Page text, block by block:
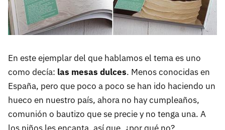
En este ejemplar del que hablamos el tema es uno
como decía: las mesas dulces. Menos conocidas en
España, pero que poco a poco se han ido haciendo un
hueco en nuestro país, ahora no hay cumpleaños,
comunión o bautizo que se precie y no tenga una. A